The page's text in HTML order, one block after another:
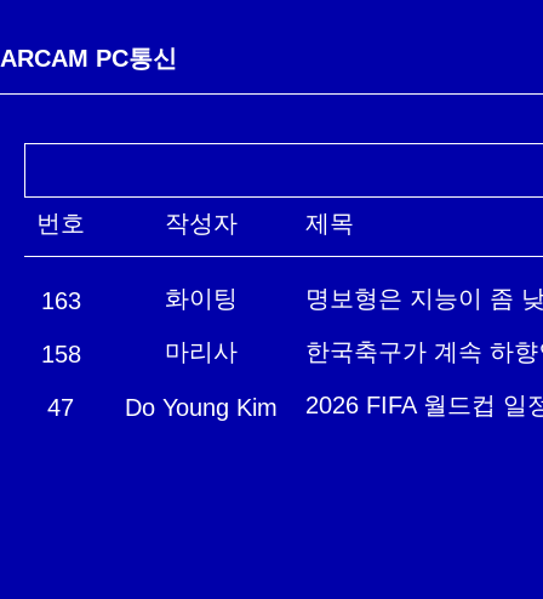
ARCAM PC통신
번호 작성자 제목
163 화이팅 명보형은 지능이 좀
158 마리사 한국축구가 계속 하
47 Do Young Kim 2026 FIFA 월드컵 일